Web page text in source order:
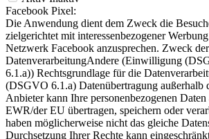
Facebook Pixel:
Die Anwendung dient dem Zweck die
zielgerichtet mit interessenbezogener
Netzwerk Facebook anzusprechen. Zweck der
DatenverarbeitungAndere (Einwilligung
6.1.a)) Rechtsgrundlage für die
(DSGVO 6.1.a) Datenübertragung außerhalb
Anbieter kann Ihre personenbezogenen Daten
EWR/der EU übertragen, speichern oder
haben möglicherweise nicht das gleiche
Durchsetzung Ihrer Rechte kann